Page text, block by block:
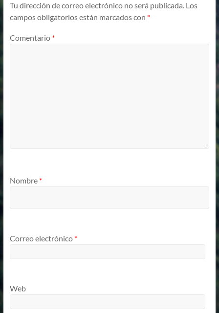
Tu dirección de correo electrónico no será publicada. Los
campos obligatorios están marcados con *
Comentario *
Nombre *
Correo electrónico *
Web